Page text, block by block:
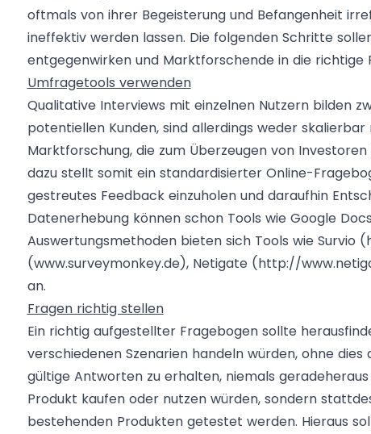
oftmals von ihrer Begeisterung und Befangenheit
ineffektiv werden lassen. Die folgenden Schritte
entgegenwirken und Marktforschende in die richtige
Umfragetools verwenden
Qualitative Interviews mit einzelnen Nutzern bilden
potentiellen Kunden, sind allerdings weder
Marktforschung, die zum Überzeugen von
dazu stellt somit ein standardisierter Online-
gestreutes Feedback einzuholen und daraufhin
Datenerhebung können schon Tools wie Google
Auswertungsmethoden bieten sich Tools wie Survio (
(www.surveymonkey.de), Netigate (http://
an.
Fragen richtig stellen
Ein richtig aufgestellter Fragebogen sollte
verschiedenen Szenarien handeln würden, ohne
gültige Antworten zu erhalten, niemals
Produkt kaufen oder nutzen würden, sondern
bestehenden Produkten getestet werden. Hieraus